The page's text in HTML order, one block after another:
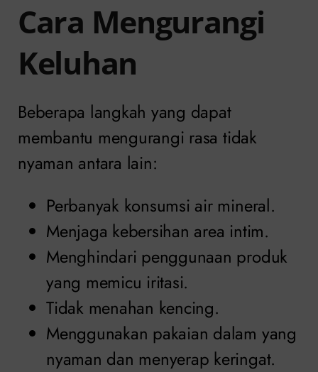
Cara Mengurangi
Keluhan
Beberapa langkah yang dapat
membantu mengurangi rasa tidak
nyaman antara lain:
Perbanyak konsumsi air mineral.
Menjaga kebersihan area intim.
Menghindari penggunaan produk
yang memicu iritasi.
Tidak menahan kencing.
Menggunakan pakaian dalam yang
nyaman dan menyerap keringat.